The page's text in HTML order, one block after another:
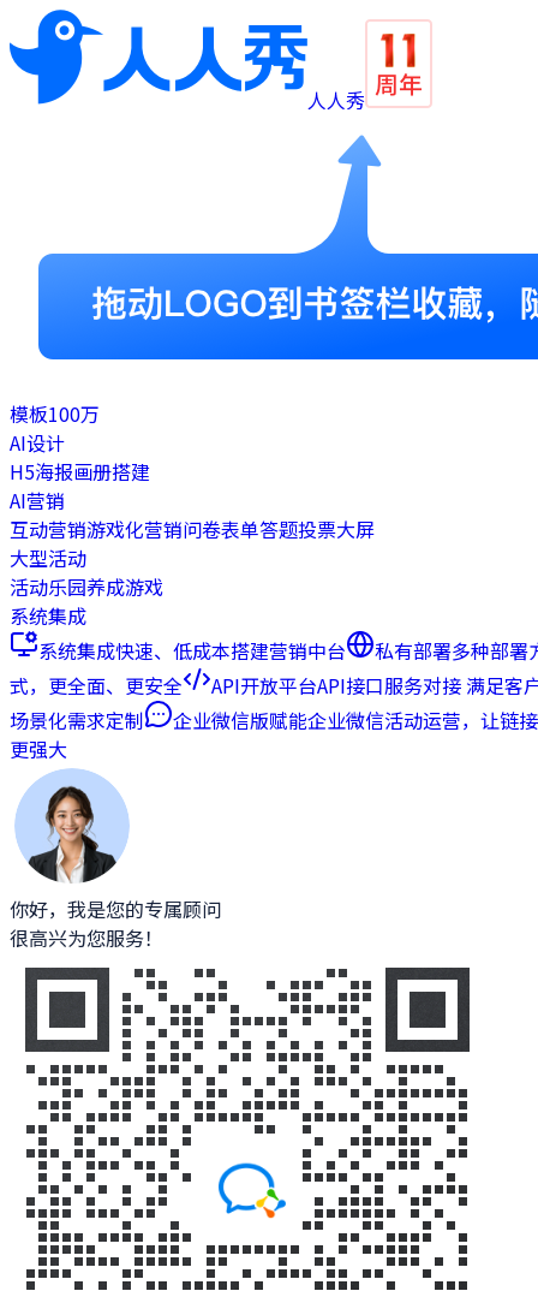
人人秀
模板100万
AI设计
H5海报画册搭建
AI营销
互动营销游戏化营销问卷表单答题投票大屏
大型活动
活动乐园养成游戏
系统集成
系统集成快速、低成本搭建营销中台 私有部署多种部署
式，更全面、更安全
API开放平台API接口服务对接 满足客
场景化需求定制
企业微信版赋能企业微信活动运营，让链接
更强大
你好，我是您的专属顾问
很高兴为您服务！